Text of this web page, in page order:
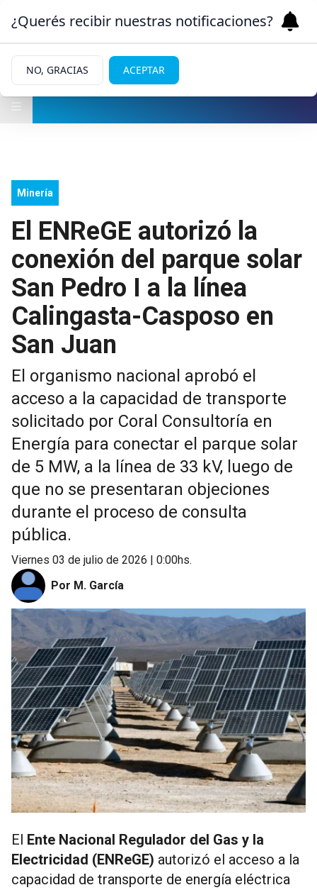
Minería
El ENReGE autorizó la
conexión del parque solar
San Pedro I a la línea
Calingasta-Casposo en
San Juan
El organismo nacional aprobó el
acceso a la capacidad de transporte
solicitado por Coral Consultoría en
Energía para conectar el parque solar
de 5 MW, a la línea de 33 kV, luego de
que no se presentaran objeciones
durante el proceso de consulta
pública.
viernes 03 de julio de 2026 | 0:00hs.
Por M. García
El Ente Nacional Regulador del Gas y la
Electricidad (ENReGE) autorizó el acceso a la
capacidad de transporte de energía eléctrica
¿Querés recibir nuestras notificaciones?
NO, GRACIAS ACEPTAR